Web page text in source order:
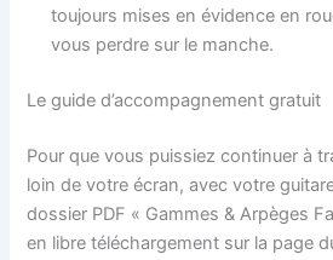
toujours mises en évidence en
vous perdre sur le manche.
Le guide d’accompagnement gratuit
Pour que vous puissiez continuer à
loin de votre écran, avec votre
dossier PDF « Gammes & Arpèges
en libre téléchargement sur la page